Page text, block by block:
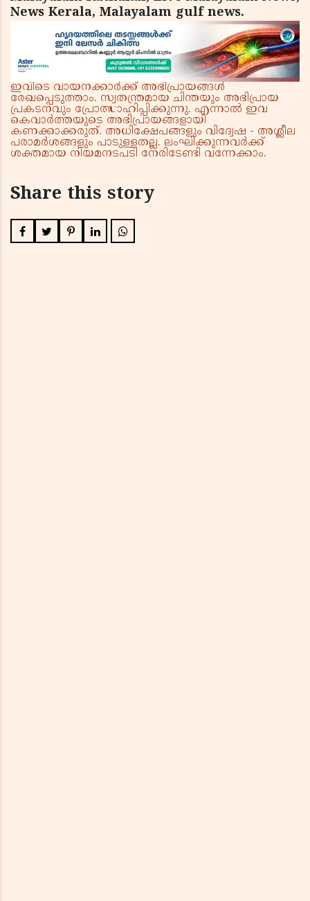
News Kerala, Malayalam gulf news.
ഇവിടെ വായനക്കാർക്ക് അഭിപ്രായങ്ങൾ
രേഖപ്പെടുത്താം. സ്വതന്ത്രമായ ചിന്തയും അഭിപ്രായ
പ്രകടനവും പ്രോത്സാഹിപ്പിക്കുന്നു. എന്നാൽ ഇവ
കെവാർത്തയുടെ അഭിപ്രായങ്ങളായി
കണക്കാക്കരുത്. അധിക്ഷേപങ്ങളും വിദ്വേഷ - അശ്ലീല
പരാമർശങ്ങളും പാടുള്ളതല്ല. ലംഘിക്കുന്നവർക്ക്
ശക്തമായ നിയമനടപടി നേരിടേണ്ടി വന്നേക്കാം.
Share this story